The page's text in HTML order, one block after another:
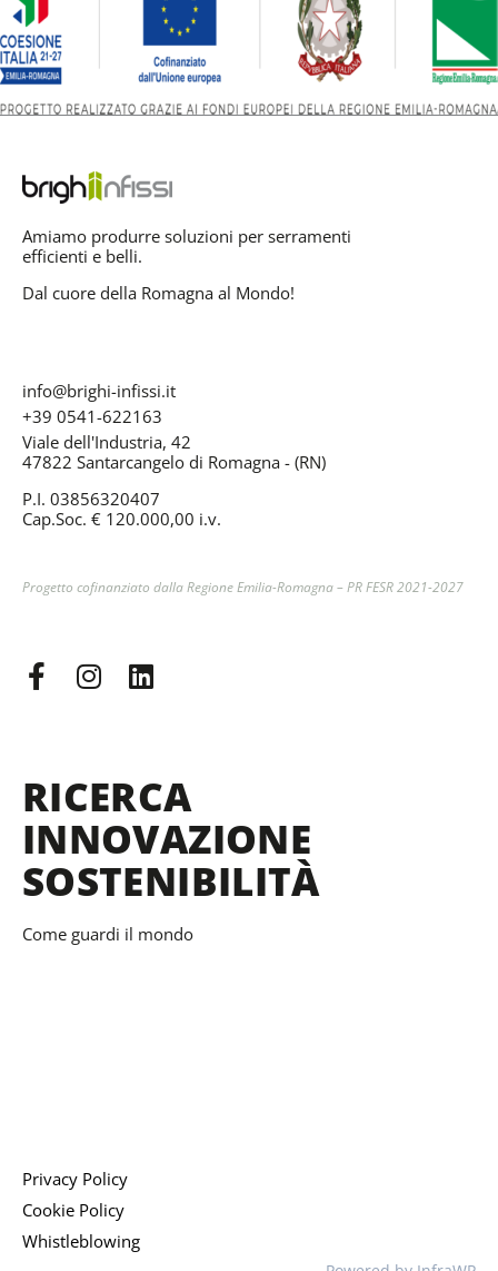
Amiamo produrre soluzioni per serramenti
efficienti e belli.
Dal cuore della Romagna al Mondo!
info@brighi-infissi.it
+39 0541-622163
Viale dell'Industria, 42
47822 Santarcangelo di Romagna - (RN)
P.I. 03856320407
Cap.Soc. € 120.000,00 i.v.
Progetto cofinanziato dalla Regione Emilia-Romagna – PR FESR 2021-2027
F
b
o
o
k
-
f
I
a
g
r
a
m
L
e
d
i
n
RICERCA
INNOVAZIONE
SOSTENIBILITÀ
Come guardi il mondo
Privacy Policy
Cookie Policy
Whistleblowing